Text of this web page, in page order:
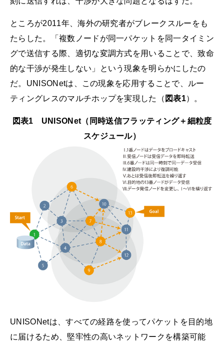
ところが2011年、海外の研究者がブレークスルーをも
たらした。「複数ノードが同一パケットを同一タイミン
グで送信する際、適切な変調方式を用いることで、致命
的な干渉が発生しない」という現象を明らかにしたの
だ。UNISONetは、この現象を応用することで、ルー
ティングレスのマルチホップを実現した（ 図表1）。
図表1 UNISONet（同時送信フラッティング＋細粒度
スケジュール）
UNISONetは、すべての経路を使ってパケットを目的地
に届けるため、堅牢性の高いネットワークを構築可能